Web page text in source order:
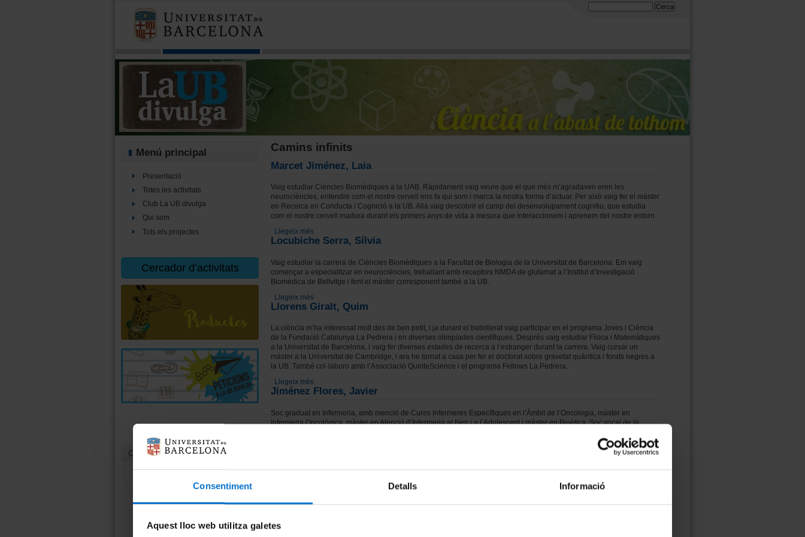
Consentiment Detalls Informació
Aquest lloc web utilitza galetes
Menú principal
Presentació
Totes les activitats
Club La UB divulga
Qui som
Tots els projectes
Cercador d’activitats
Contacte
Unitat de Cultura
(UCC+I)
Casa Jeroni Granell
Camins infinits
Marcet Jiménez, Laia
Vaig estudiar Ciències Biomèdiques a la UAB. Ràpidament vaig veure que el que més m’agradaven eren les
neurociències, entendre com el nostre cervell ens fa qui som i marca la nostra forma d’actuar. Per això vaig fer el màster
en Recerca en Conducta i Cognició a la UB. Allà vaig descobrir el camp del desenvolupament cognitiu, que estudia
com el nostre cervell madura durant els primers anys de vida a mesura que interaccionem i aprenem del nostre entorn.
Llegeix més
Locubiche Serra, Sílvia
Vaig estudiar la carrera de Ciències Biomèdiques a la Facultat de Biologia de la Universitat de Barcelona. Em vaig
començar a especialitzar en neurociències, treballant amb receptors NMDA de glutamat a l’Institut d’Investigació
Biomèdica de Bellvitge i fent el màster corresponent també a la UB.
Llegeix més
Llorens Giralt, Quim
La ciència m’ha interessat molt des de ben petit, i ja durant el batxillerat vaig participar en el programa Joves i Ciència
de la Fundació Catalunya La Pedrera i en diverses olimpíades científiques. Després vaig estudiar Física i Matemàtiques
a la Universitat de Barcelona, i vaig fer diverses estades de recerca a l’estranger durant la carrera. Vaig cursar un
màster a la Universitat de Cambridge, i ara he tornat a casa per fer el doctorat sobre gravetat quàntica i forats negres a
la UB. També col·laboro amb l’Associació QuinteScience i el programa Fellows La Pedrera.
Llegeix més
Jiménez Flores, Javier
Soc graduat en Infermeria, amb menció de Cures Infermeres Específiques en l’Àmbit de l’Oncologia, màster en
Infermeria Oncològica, màster en Atenció d’Infermeria al Nen i a l’Adolescent i màster en Bioètica. Soc vocal de la
cursat diversos màsters i postgraus: Comunicació (UAB, 2012), Història d’Espanya Contemporània en el Context
històriques i un assaig. Actualment estic cursant un doctorat centrat en l’origen del projecte educatiu del primer bienni